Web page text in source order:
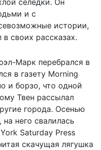
селедки. Он
и с
истории,
своих рассказах.
Марк перебрался в
в газету Morning
и борзо, что одной
Твен рассылал
города. Осенью
него свалилась
Saturday Press
скачущая лягушка